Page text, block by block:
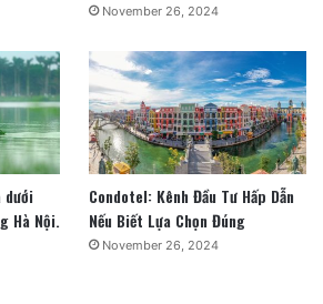
November 26, 2024
dưới
Hà Nội.
Condotel: Kênh Đầu Tư Hấp Dẫn
Nếu Biết Lựa Chọn Đúng
November 26, 2024